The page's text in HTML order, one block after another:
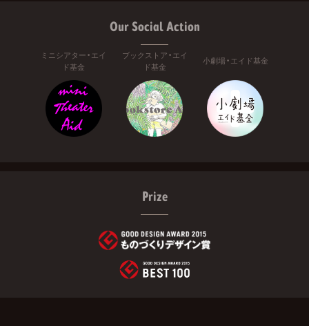
Our Social Action
ミニシアター・エイ
ド基金
ブックストア・エイ
ド基金
小劇場・エイド基金
Prize